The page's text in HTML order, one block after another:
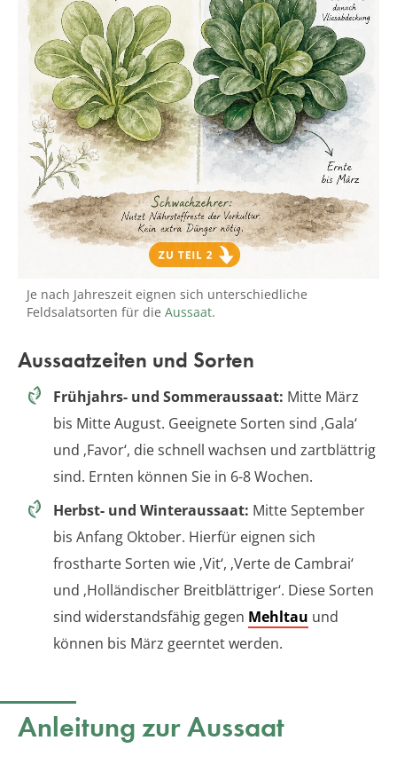
Je nach Jahreszeit eignen sich unterschiedliche
Feldsalatsorten für die Aussaat.
Aussaatzeiten und Sorten
Frühjahrs- und Sommeraussaat: Mitte März
bis Mitte August. Geeignete Sorten sind ‚Gala‘
und ‚Favor‘, die schnell wachsen und zartblättrig
sind. Ernten können Sie in 6-8 Wochen.
Herbst- und Winteraussaat: Mitte September
bis Anfang Oktober. Hierfür eignen sich
frostharte Sorten wie ‚Vit‘, ‚Verte de Cambrai‘
und ‚Holländischer Breitblättriger‘. Diese Sorten
sind widerstandsfähig gegen Mehltau und
können bis März geerntet werden.
Anleitung zur Aussaat